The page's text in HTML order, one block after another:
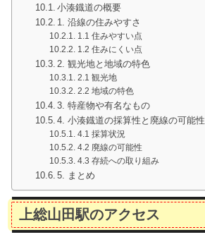
小湊鐡道の概要
1. 沿線の住みやすさ
1.1 住みやすい点
1.2 住みにくい点
2. 観光地と地域の特色
2.1 観光地
2.2 地域の特色
3. 特産物や有名なもの
4. 小湊鐡道の採算性と廃線の可能性
4.1 採算状況
4.2 廃線の可能性
4.3 存続への取り組み
5. まとめ
上総山田駅のアクセス